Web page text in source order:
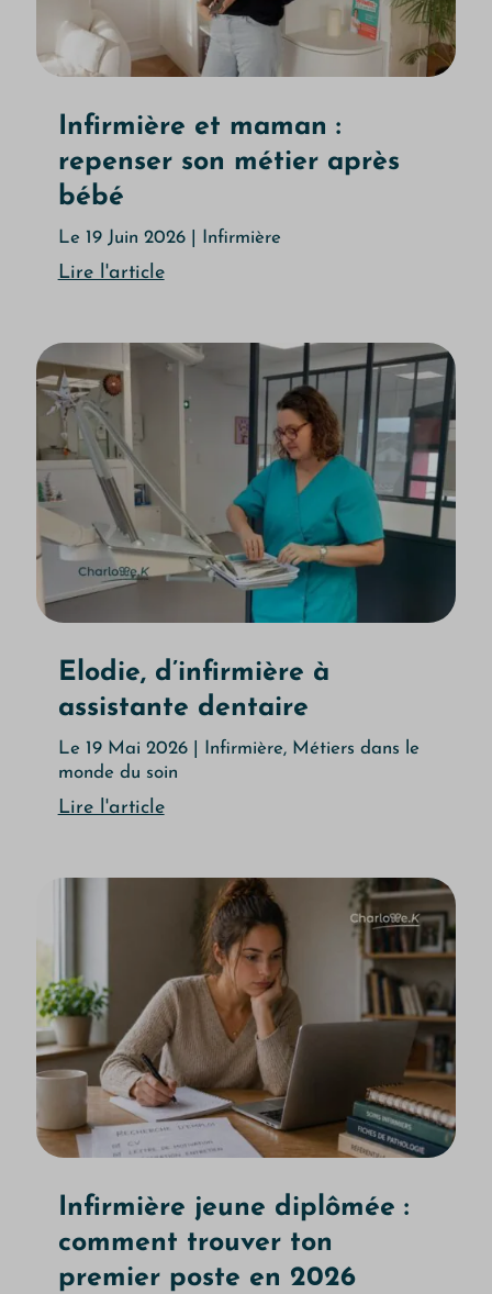
Infirmière et maman :
repenser son métier après
bébé
Le 19 Juin 2026| Infirmière
Lire l'article
Elodie, d’infirmière à
assistante dentaire
Le 19 Mai 2026| Infirmière, Métiers dans le
monde du soin
Lire l'article
Infirmière jeune diplômée :
comment trouver ton
premier poste en 2026